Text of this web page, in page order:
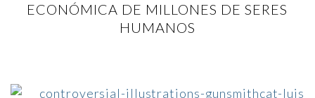
ECONÓMICA DE MILLONES DE SERES
HUMANOS